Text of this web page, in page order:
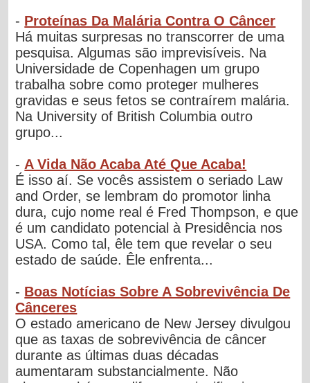
- Proteínas Da Malária Contra O Câncer
Há muitas surpresas no transcorrer de uma
pesquisa. Algumas são imprevisíveis. Na
Universidade de Copenhagen um grupo
trabalha sobre como proteger mulheres
gravidas e seus fetos se contraírem malária.
Na University of British Columbia outro
grupo...
- A Vida Não Acaba Até Que Acaba!
É isso aí. Se vocês assistem o seriado Law
and Order, se lembram do promotor linha
dura, cujo nome real é Fred Thompson, e que
é um candidato potencial à Presidência nos
USA. Como tal, êle tem que revelar o seu
estado de saúde. Êle enfrenta...
- Boas Notícias Sobre A Sobrevivência De
Cânceres
O estado americano de New Jersey divulgou
que as taxas de sobrevivência de câncer
durante as últimas duas décadas
aumentaram substancialmente. Não